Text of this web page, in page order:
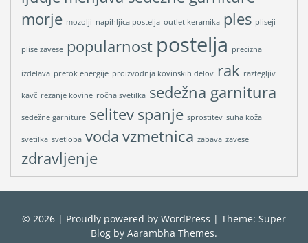
morje mozolji napihljica postelja outlet keramika ples pliseji
plise zavese popularnost postelja precizna
izdelava pretok energije proizvodnja kovinskih delov rak raztegljiv
kavč rezanje kovine ročna svetilka sedežna garnitura
sedežne garniture selitev spanje sprostitev suha koža
svetilka svetloba voda vzmetnica zabava zavese
zdravljenje
© 2026 | Proudly powered by WordPress | Theme: Super
Blog by Aarambha Themes.